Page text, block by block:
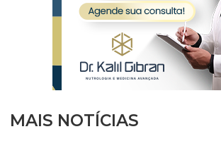
MAIS NOTÍCIAS